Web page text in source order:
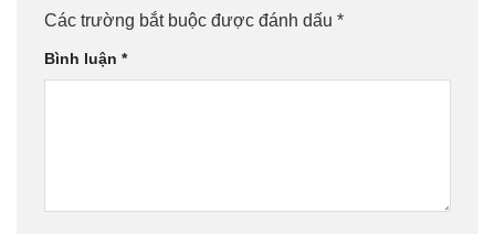
Các trường bắt buộc được đánh dấu *
Bình luận *